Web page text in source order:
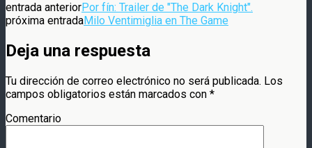
entrada anteriorPor fín: Trailer de "The Dark Knight".
próxima entradaMilo Ventimiglia en The Game
Deja una respuesta
Tu dirección de correo electrónico no será publicada. Los
campos obligatorios están marcados con *
Comentario